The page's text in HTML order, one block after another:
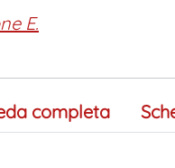
E.
completa